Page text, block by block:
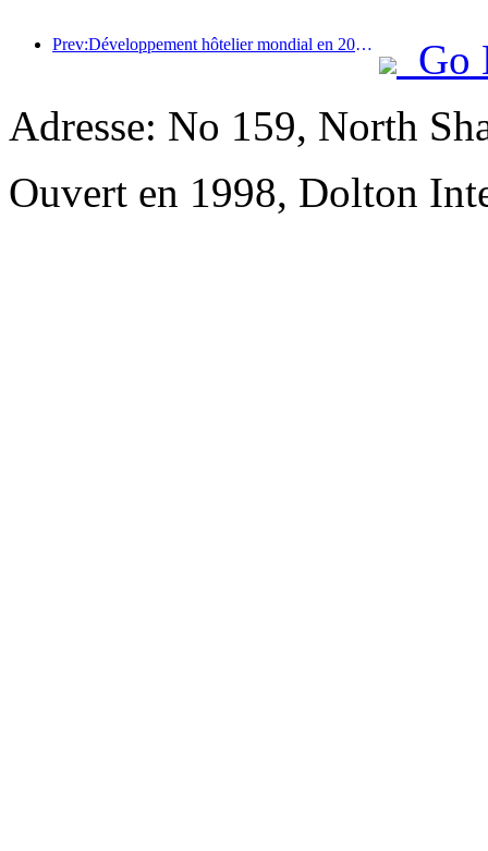
Prev:Développement hôtelier mondial en 2026 : Shanghai se classe première en termes d’ajout de nouvelles chambres
Go
Adresse: No 159, North
Ouvert en 1998, Dolton